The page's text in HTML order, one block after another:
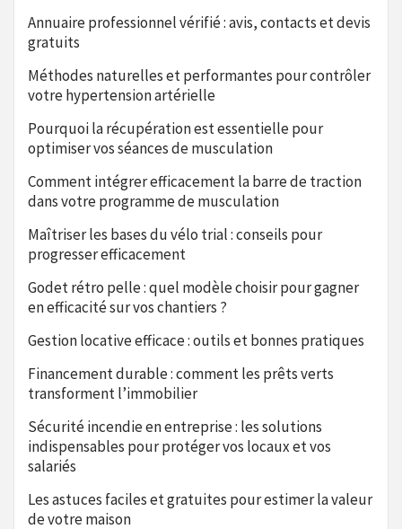
Annuaire professionnel vérifié : avis, contacts et devis
gratuits
Méthodes naturelles et performantes pour contrôler
votre hypertension artérielle
Pourquoi la récupération est essentielle pour
optimiser vos séances de musculation
Comment intégrer efficacement la barre de traction
dans votre programme de musculation
Maîtriser les bases du vélo trial : conseils pour
progresser efficacement
Godet rétro pelle : quel modèle choisir pour gagner
en efficacité sur vos chantiers ?
Gestion locative efficace : outils et bonnes pratiques
Financement durable : comment les prêts verts
transforment l’immobilier
Sécurité incendie en entreprise : les solutions
indispensables pour protéger vos locaux et vos
salariés
Les astuces faciles et gratuites pour estimer la valeur
de votre maison